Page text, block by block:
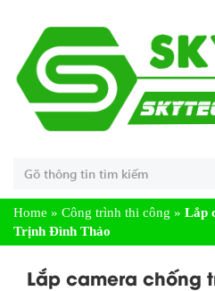
Home » Công trình thi công » Lắp
Trịnh Đình Thảo
Lắp camera chống